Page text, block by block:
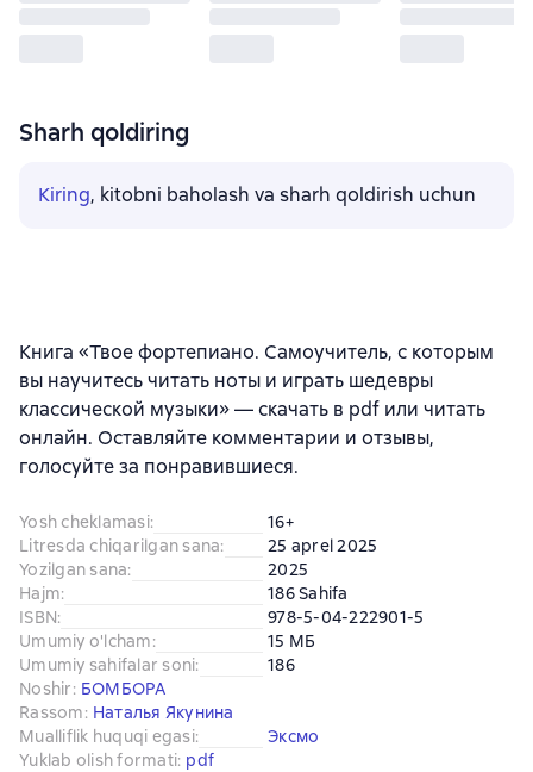
Sharh qoldiring
Kiring, kitobni baholash va sharh qoldirish uchun
Книга «Твое фортепиано. Самоучитель, с которым
вы научитесь читать ноты и играть шедевры
классической музыки» — скачать в pdf или читать
онлайн. Оставляйте комментарии и отзывы,
голосуйте за понравившиеся.
Yosh cheklamasi:
16+
Litresda chiqarilgan sana:
25 aprel 2025
Yozilgan sana:
2025
Hajm:
186 Sahifa
ISBN:
978-5-04-222901-5
Umumiy o'lcham:
15 МБ
Umumiy sahifalar soni:
186
Noshir: БОМБОРА
Rassom: Наталья Якунина
Mualliflik huquqi egasi:
Эксмо
Yuklab olish formati: pdf